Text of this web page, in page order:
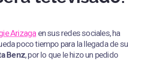
Arizaga en sus redes sociales, ha
poco tiempo para la llegada de su
Benz, por lo que le hizo un pedido